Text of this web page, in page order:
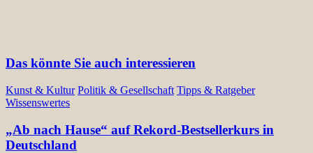
Das könnte Sie auch interessieren
Kunst & Kultur Politik & Gesellschaft Tipps & Ratgeber
Wissenswertes
„Ab nach Hause“ auf Rekord-Bestsellerkurs in
Deutschland